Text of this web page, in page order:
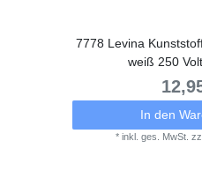
7778 Levina
weiß 250
In den
*inkl. ges. MwSt.